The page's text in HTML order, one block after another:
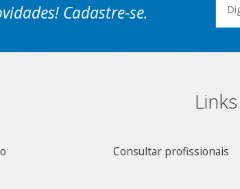
Cadastre-se.
Consultar profissionais